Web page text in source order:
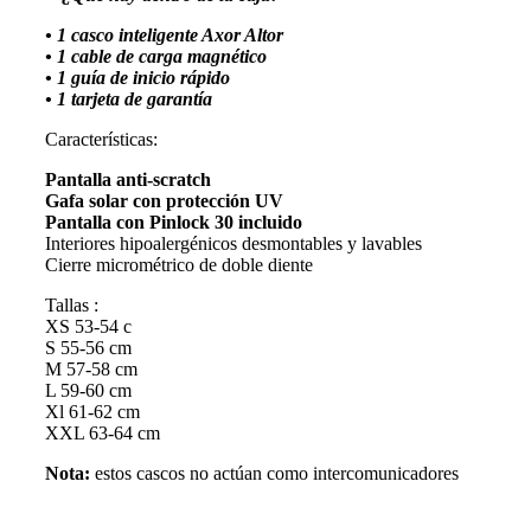
• 1 casco inteligente Axor Altor
• 1 cable de carga magnético
• 1 guía de inicio rápido
• 1 tarjeta de garantía
Características:
Pantalla anti-scratch
Gafa solar con protección UV
Pantalla con Pinlock 30 incluido
Interiores hipoalergénicos desmontables y lavables
Cierre micrométrico de doble diente
Tallas :
XS 53-54 c
S 55-56 cm
M 57-58 cm
L 59-60 cm
Xl 61-62 cm
XXL 63-64 cm
Nota: estos cascos no actúan como intercomunicadores